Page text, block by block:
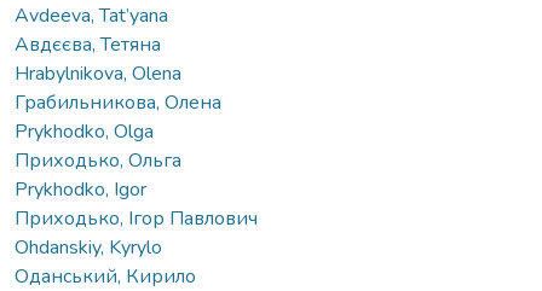
Avdeeva, Tat’yana
Авдєєва, Тетяна
Hrabylnikova, Olena
Грабильникова, Олена
Prykhodko, Olga
Приходько, Ольга
Prykhodko, Igor
Приходько, Ігор Павлович
Ohdanskiy, Kyrylo
Оданський, Кирило